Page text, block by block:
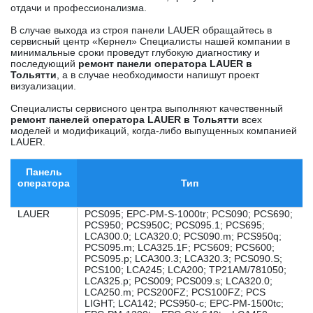
отдачи и профессионализма.
В случае выхода из строя панели LAUER обращайтесь в
сервисный центр «Кернел» Специалисты нашей компании в
минимальные сроки проведут глубокую диагностику и
последующий ремонт панели оператора LAUER в
Тольятти , а в случае необходимости напишут проект
визуализации.
Специалисты сервисного центра выполняют качественный
ремонт панелей оператора LAUER в Тольятти всех
моделей и модификаций, когда-либо выпущенных компанией
LAUER.
Панель
оператора
Тип
LAUER
PCS095; EPC-PM-S-1000tr; PCS090; PCS690;
PCS950; PCS950C; PCS095.1; PCS695;
LCA300.0; LCA320.0; PCS090.m; PCS950q;
PCS095.m; LCA325.1F; PCS609; PCS600;
PCS095.p; LCA300.3; LCA320.3; PCS090.S;
PCS100; LCA245; LCA200; TP21AM/781050;
LCA325.p; PCS009; PCS009.s; LCA320.0;
LCA250.m; PCS200FZ; PCS100FZ; PCS
LIGHT; LCA142; PCS950-c; EPC-PM-1500tc;